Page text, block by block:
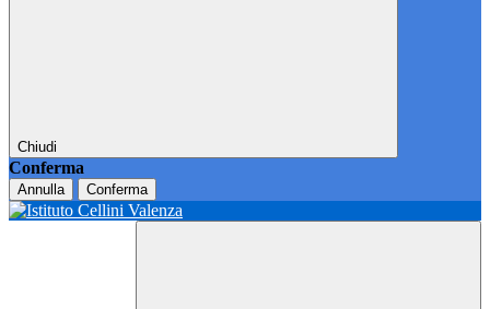
Chiudi
Conferma
Annulla Conferma